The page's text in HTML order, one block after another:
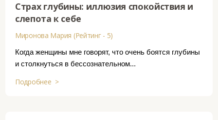
Страх глубины: иллюзия спокойствия и
слепота к себе
Миронова Мария (Рейтинг - 5)
Когда женщины мне говорят, что очень боятся глубины
и столкнуться в бессознательном...
Подробнее >